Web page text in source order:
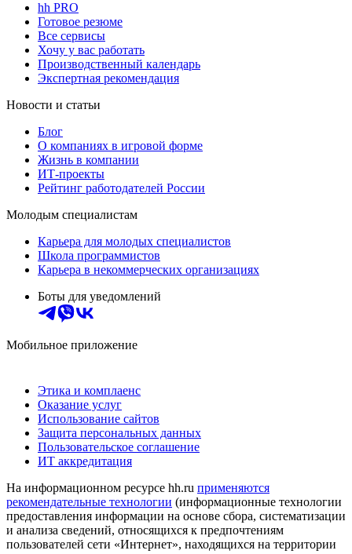
hh PRO
Готовое резюме
Все сервисы
Хочу у вас работать
Производственный календарь
Экспертная рекомендация
Новости и статьи
Блог
О компаниях в игровой форме
Жизнь в компании
ИТ-проекты
Рейтинг работодателей России
Молодым специалистам
Карьера для молодых специалистов
Школа программистов
Карьера в некоммерческих организациях
Боты для уведомлений
Мобильное приложение
Этика и комплаенс
Оказание услуг
Использование сайтов
Защита персональных данных
Пользовательское соглашение
ИТ аккредитация
На информационном ресурсе hh.ru применяются
рекомендательные технологии (информационные технологии
предоставления информации на основе сбора, систематизации
и анализа сведений, относящихся к предпочтениям
пользователей сети «Интернет», находящихся на территории